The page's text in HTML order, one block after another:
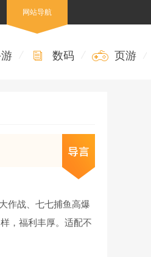
网站导航
/ 数码 / 页游 /
作战、七七捕鱼高爆
，福利丰厚。适配不